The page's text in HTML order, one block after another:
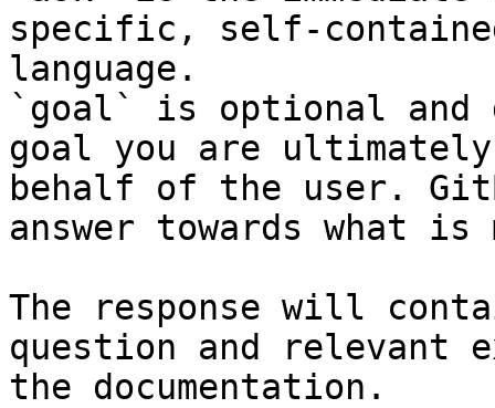
specific, self-
language.
`goal` is optional and
goal you are
behalf of the user.
answer towards what
The response will
question and relevant
the documentation.